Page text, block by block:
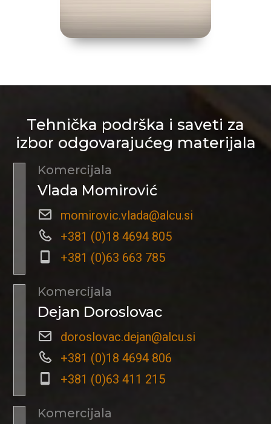
Tehnička podrška i saveti za
izbor odgovarajućeg materijala
Komercijala
Vlada Momirović
momirovic.vlada@alcu.si
+381 (0)18 4694 805
+381 (0)63 663 785
Komercijala
Dejan Doroslovac
doroslovac.dejan@alcu.si
+381 (0)18 4694 806
+381 (0)63 411 215
Komercijala